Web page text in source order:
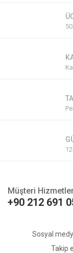
Müşteri
+90 212 691
Sosyal
Takip